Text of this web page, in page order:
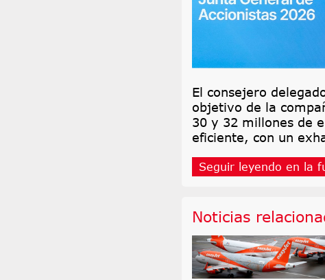
El consejero
objetivo de la
30 y 32 millones de
eficiente, con un
Seguir leyendo en la
Noticias